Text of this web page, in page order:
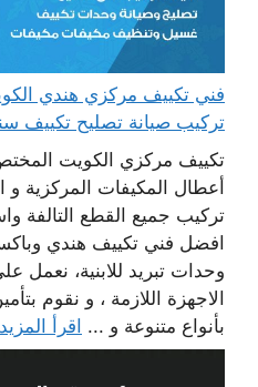
تركيب صيانة تصليح تكييف
تكييف مركزي الكويت
أعطال المكيفات المركزية و
تركيب جميع القطع التالفة
افضل فني تكييف هندي
وحدات تبريد للابنية، نعمل
الاجهزة اللازمة ، و نقوم
بأنواع متنوعة و ... اقرأ المزيد